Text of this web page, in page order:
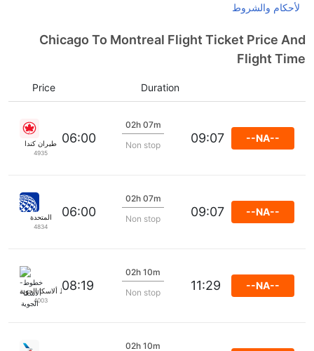
لأحكام والشروط
Chicago To Montreal Flight Ticket Price And
Flight Time
Duration
Price
طيران كندا
4935
06:00
02h 07m
Non stop
09:07 --NA--
المتحدة
4834
06:00
02h 07m
Non stop
09:07 --NA--
خطوط ألاسكا الجوية
4003
08:19
02h 10m
Non stop
11:29 --NA--
02h 10m